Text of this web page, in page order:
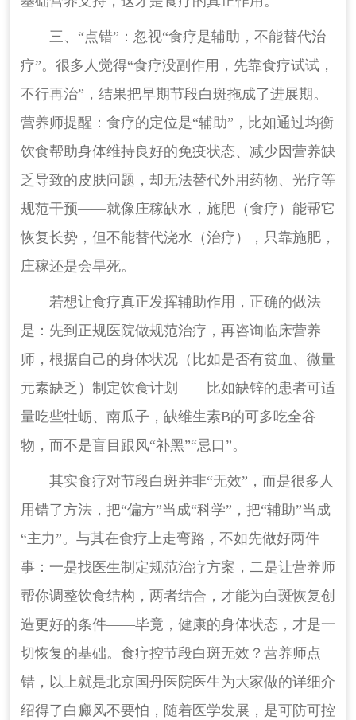
三、“点错”：忽视“食疗是辅助，不能替代治
疗”。很多人觉得“食疗没副作用，先靠食疗试试，
不行再治”，结果把早期节段白斑拖成了进展期。
营养师提醒：食疗的定位是“辅助”，比如通过均衡
饮食帮助身体维持良好的免疫状态、减少因营养缺
乏导致的皮肤问题，却无法替代外用药物、光疗等
规范干预——就像庄稼缺水，施肥（食疗）能帮它
恢复长势，但不能替代浇水（治疗），只靠施肥，
庄稼还是会旱死。
若想让食疗真正发挥辅助作用，正确的做法
是：先到正规医院做规范治疗，再咨询临床营养
师，根据自己的身体状况（比如是否有贫血、微量
元素缺乏）制定饮食计划——比如缺锌的患者可适
量吃些牡蛎、南瓜子，缺维生素B的可多吃全谷
物，而不是盲目跟风“补黑”“忌口”。
其实食疗对节段白斑并非“无效”，而是很多人
用错了方法，把“偏方”当成“科学”，把“辅助”当成
“主力”。与其在食疗上走弯路，不如先做好两件
事：一是找医生制定规范治疗方案，二是让营养师
帮你调整饮食结构，两者结合，才能为白斑恢复创
造更好的条件——毕竟，健康的身体状态，才是一
切恢复的基础。食疗控节段白斑无效？营养师点
错，以上就是北京国丹医院医生为大家做的详细介
绍得了白癜风不要怕，随着医学发展，是可防可控